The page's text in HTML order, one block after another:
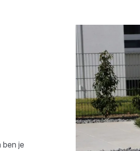
ben je